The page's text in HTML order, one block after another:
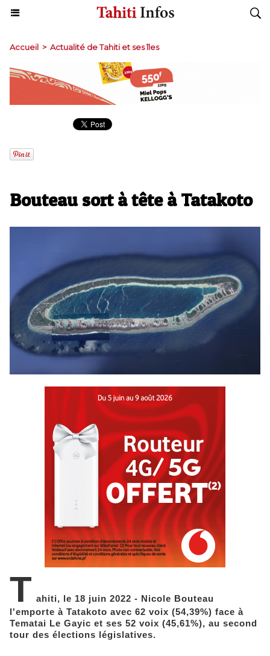
Accueil > Actualité de Tahiti et ses îles
Bouteau sort à tête à Tatakoto
T ahiti, le 18 juin 2022 - Nicole Bouteau
l'emporte à Tatakoto avec 62 voix (54,39%) face à
Tematai Le Gayic et ses 52 voix (45,61%), au second
tour des élections législatives.